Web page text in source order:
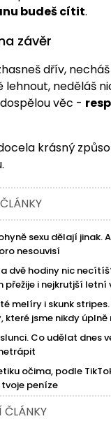
budeš cítit.
závěr
dřív,
lehnout, neděláš
věc -
krásný
sexu dělají jinak.
nesouvisí
dvě hodiny nic
přežije i nejkrutjší letní
melíry i skunk
které jsme nikdy
Co udělat dnes
očima, podle
peníze
ČLÁNKY